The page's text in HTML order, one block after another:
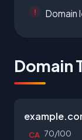
Domain
Domain
CA 70/100